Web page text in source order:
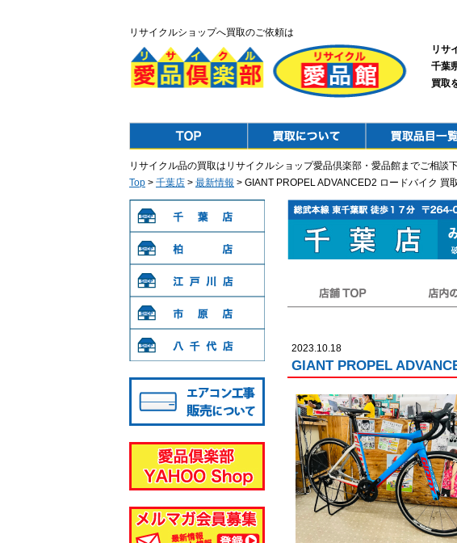
リサイクルショップへ買取のご依頼は
リサ
千葉
買取
リサイクル品の買取はリサイクルショップ愛品倶楽部・愛品館までご相談下
Top > 千葉店 > 最新情報 > GIANT PROPEL ADVANCED2 ロードバイク 買
2023.10.18
GIANT PROPEL